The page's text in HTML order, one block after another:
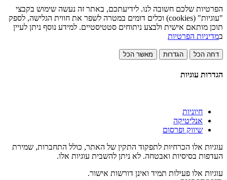
הפרטיות שלכם חשובה לנו. לידיעתכם, באתר זה נעשה שימוש בקבצי
"עוגיות" (cookies) וכלים דומים במטרה לשפר את חווית הגלישה, לספק
תוכן מותאם אישית ולבצע ניתוחים סטטיסטיים. למידע נוסף ניתן לעיין
במדיניות הפרטיות
דחה הכל הגדרות מאשר הכל
הגדרות עוגיות
חיוניות
אנליטיקה
שיווק ופרסום
עוגיות אלו הכרחיות לתפקוד התקין של האתר, כולל התחברות, שמירת
העדפות בסיסיות ואבטחה. לא ניתן להשבית עוגיות אלו.
עוגיות אלו פעילות תמיד ואינן דורשות אישור.